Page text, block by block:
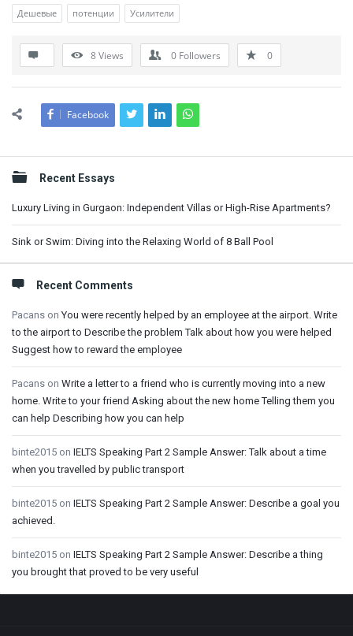
Дешевые потенции Усилители
8Views 0 Followers 0
Facebook
Sidebar
Recent Essays
Luxury Living in Gurgaon: Independent Villas or High-Rise Apartments?
Sink or Swim: Diving into the Relaxing World of 8 Ball Pool
Recent Comments
Pacans onYou were recently helped by an employee at the airport. Write
to the airport to Describe the problem Talk about how you were helped
Suggest how to reward the employee
Pacans on Write a letter to a friend who is currently moving into a new
home. Write to your friend Asking about the new home Telling them you
can help Describing how you can help
binte2015 on IELTS Speaking Part 2 Sample Answer: Talk about a time
when you travelled by public transport
binte2015 on IELTS Speaking Part 2 Sample Answer: Describe a goal you
achieved.
binte2015 on IELTS Speaking Part 2 Sample Answer: Describe a thing
you brought that proved to be very useful